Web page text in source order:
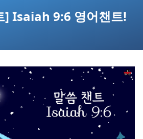
] Isaiah 9:6 영어챈트!